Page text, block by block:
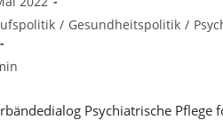
/ Gesundheitspolitik /
Psychiatrische Pflege